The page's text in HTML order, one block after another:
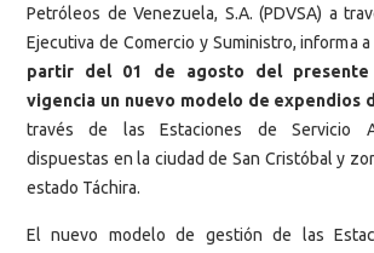
Petróleos de Venezuela, S.A. (PDVSA) a
Ejecutiva de Comercio y Suministro, informa
partir del 01 de agosto del
vigencia un nuevo modelo de expendios
través de las Estaciones de Servicio
dispuestas en la ciudad de San Cristóbal y
estado Táchira.
El nuevo modelo de gestión de las